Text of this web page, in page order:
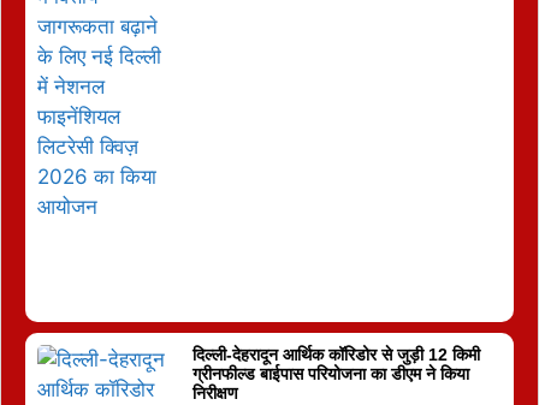
दिल्ली-देहरादून आर्थिक कॉरिडोर से जुड़ी 12 किमी
ग्रीनफील्ड बाईपास परियोजना का डीएम ने किया
निरीक्षण